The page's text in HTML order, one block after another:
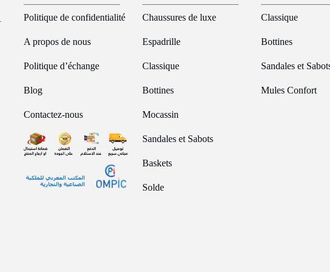
Politique de confidentialité
A propos de nous
Politique d’échange
Blog
Contactez-nous
Chaussures de luxe
Espadrille
Classique
Bottines
Mocassin
Sandales et Sabots
Baskets
Solde
Classique
Bottines
Sandales et
Mules Confort